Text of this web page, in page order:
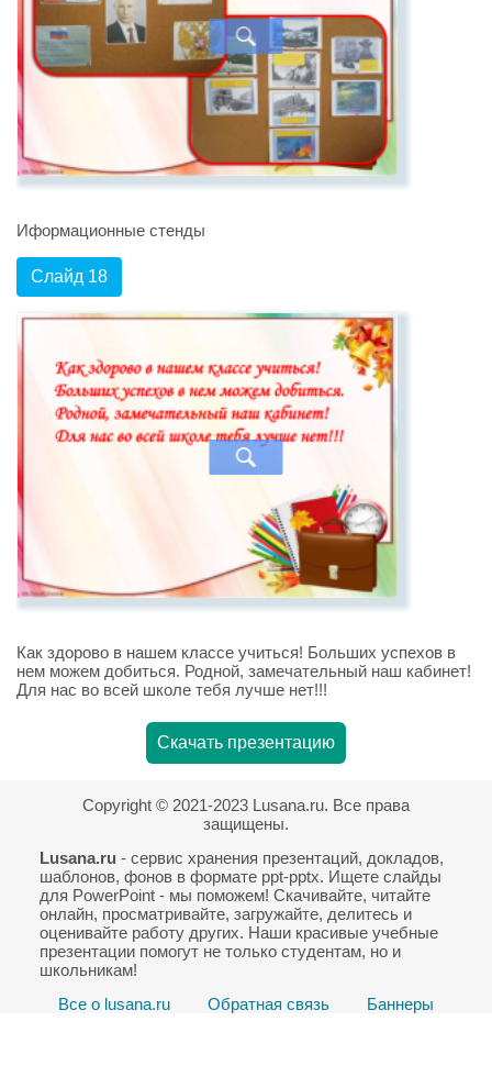
Иформационные стенды
Слайд 18
Как здорово в нашем классе учиться! Больших успехов в
нем можем добиться. Родной, замечательный наш кабинет!
Для нас во всей школе тебя лучше нет!!!
Скачать презентацию
Copyright © 2021-2023 Lusana.ru. Все права
защищены.
Lusana.ru - сервис хранения презентаций, докладов,
шаблонов, фонов в формате ppt-pptx. Ищете слайды
для PowerPoint - мы поможем! Скачивайте, читайте
онлайн, просматривайте, загружайте, делитесь и
оценивайте работу других. Наши красивые учебные
презентации помогут не только студентам, но и
школьникам!
Все о lusana.ru
Обратная связь Баннеры